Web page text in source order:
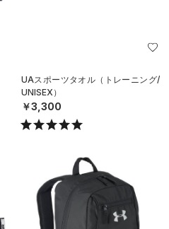
UAスポーツタオル（トレーニング/
UNISEX）
￥3,300